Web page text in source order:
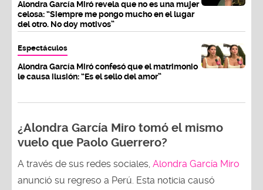
Alondra García Miró revela que no es una mujer
celosa: “Siempre me pongo mucho en el lugar
del otro. No doy motivos”
Espectáculos
Alondra García Miró confesó que el matrimonio
le causa ilusión: “Es el sello del amor”
¿Alondra García Miro tomó el mismo
vuelo que Paolo Guerrero?
A través de sus redes sociales, Alondra García Miro
anunció su regreso a Perú. Esta noticia causó